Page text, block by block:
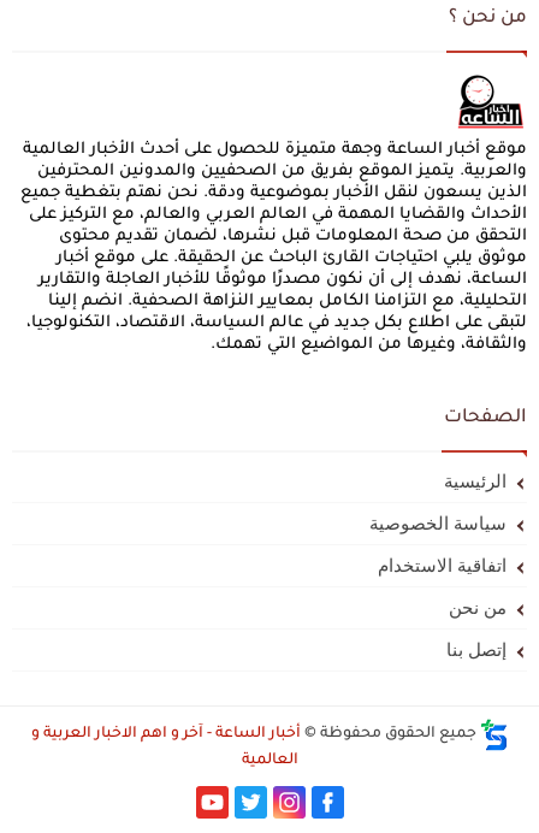
من نحن ؟
موقع أخبار الساعة وجهة متميزة للحصول على أحدث الأخبار العالمية
والعربية. يتميز الموقع بفريق من الصحفيين والمدونين المحترفين
الذين يسعون لنقل الأخبار بموضوعية ودقة. نحن نهتم بتغطية جميع
الأحداث والقضايا المهمة في العالم العربي والعالم، مع التركيز على
التحقق من صحة المعلومات قبل نشرها، لضمان تقديم محتوى
موثوق يلبي احتياجات القارئ الباحث عن الحقيقة. على موقع أخبار
الساعة، نهدف إلى أن نكون مصدرًا موثوقًا للأخبار العاجلة والتقارير
التحليلية، مع التزامنا الكامل بمعايير النزاهة الصحفية. انضم إلينا
لتبقى على اطلاع بكل جديد في عالم السياسة، الاقتصاد، التكنولوجيا،
والثقافة، وغيرها من المواضيع التي تهمك.
الصفحات
الرئيسية
سياسة الخصوصية
اتفاقية الاستخدام
من نحن
إتصل بنا
جميع الحقوق محفوظة © أخبار الساعة - آخر و اهم الاخبار العربية و
العالمية